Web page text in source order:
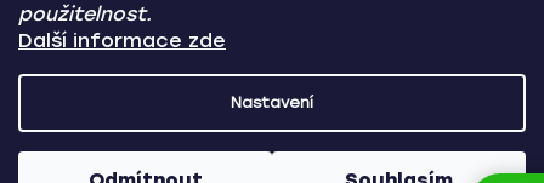
použitelnost.
Další informace zde
Nastavení
Copyright (c) 2012 -2026 CARVIN AUTODOPLŇKY- Všechna